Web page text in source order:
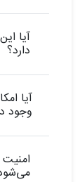
آیا
دارد؟
آیا
وجود